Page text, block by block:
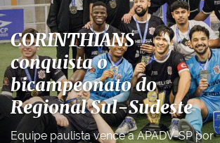
CORINTHIANS
conquista o
bicampeonato do
Regional Sul-Sudeste
Equipe paulista vence a APADV-SP por